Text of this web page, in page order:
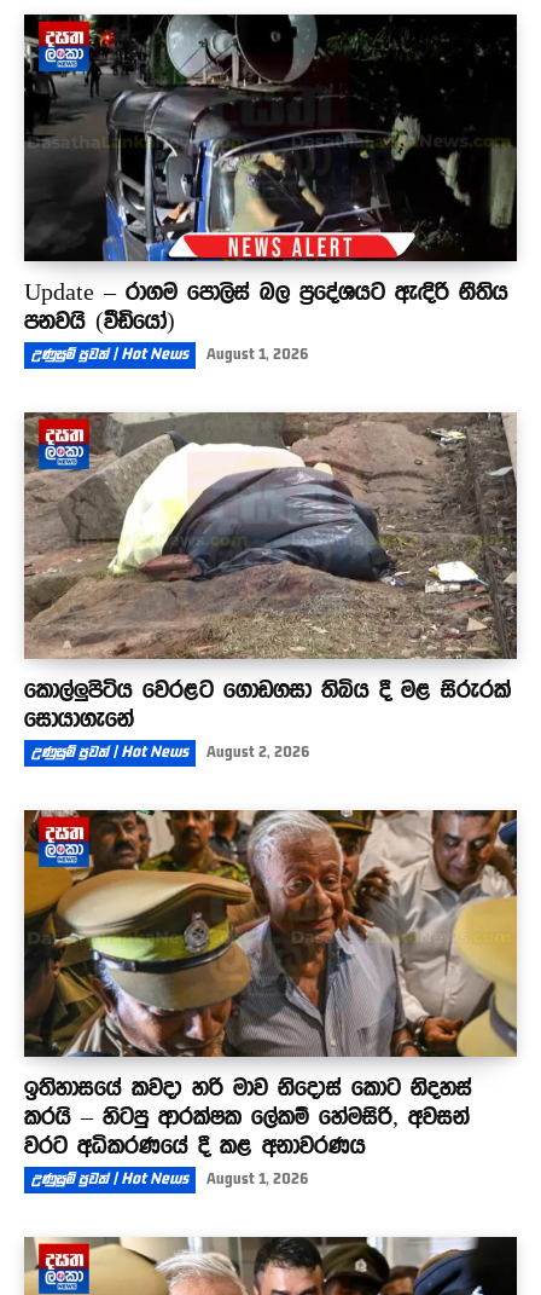
Update – රාගම පොලිස් බල ප්‍රදේශයට ඇඳිරි නීතිය
පනවයි (වීඩියෝ)
උණුසුම් පුවත් | Hot News August 1, 2026
කොල්ලුපිටිය වෙරළට ගොඩගසා තිබිය දී මළ සිරුරක්
සොයාගැනේ
උණුසුම් පුවත් | Hot News August 2, 2026
ඉතිහාසයේ කවදා හරි මාව නිදොස් කොට නිදහස්
කරයි – හිටපු ආරක්ෂක ලේකම් හේමසිරි, අවසන්
වරට අධිකරණයේ දී කළ අනාවරණය
උණුසුම් පුවත් | Hot News August 1, 2026